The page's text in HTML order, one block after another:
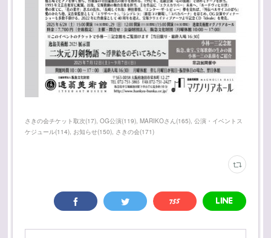
さきの会チケット取次(17) OG公演(119) MARIKOさん(165) 公演・イベントス
ケジュール(114) お知らせ(150) さきの会(171)